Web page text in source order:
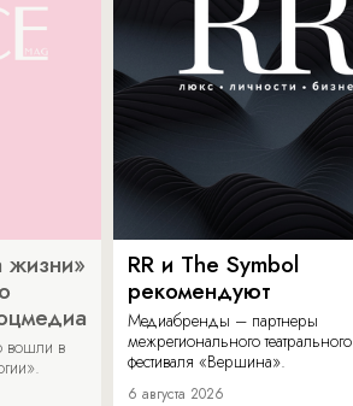
жизни»
вошли в
RR и The Symbol
рекомендуют
Медиабренды – партнеры
межрегионального театрального
фестиваля «Вершина».
6 августа 2026